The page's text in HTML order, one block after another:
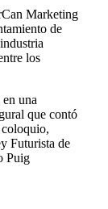
Marketing
de
los
una
que contó
coloquio,
Futurista de
Puig